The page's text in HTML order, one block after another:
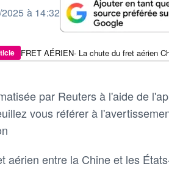
à 14:32
par Reuters à l'aide de
vous référer à
aérien entre la Chine et les